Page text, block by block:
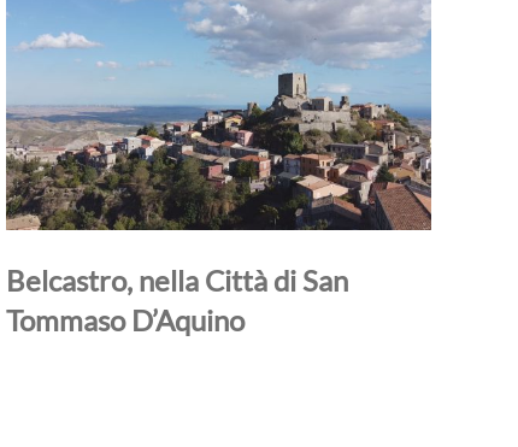
Belcastro, nella Città di San
Tommaso D’Aquino